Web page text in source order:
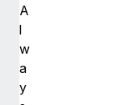
A
l
w
a
y